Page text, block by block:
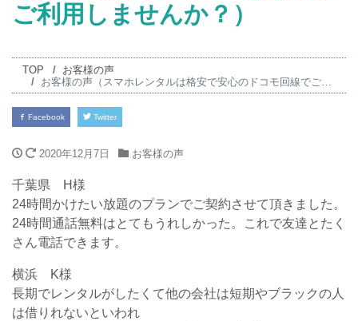
ご利用しませんか？）
TOP
お客様の声
お客様の声（スマホレンタルは格安で安心のドコモ回線でご利用しませんか？）
Facebook Twitter
2020年12月7日 お客様の声
千葉県 H様
24時間かけたい放題のプランでご契約させて頂きました。
24時間通話無料はとてもうれしかった。これで友達とたく
さん電話できます。
横浜 K様
長期でレンタルがしたくて他の会社は短期やブラックの人
は借りれないといわれ